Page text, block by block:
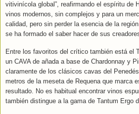
vitivinícola global”, reafirmando el espíritu de
vinos modernos, sin complejos y para un
calidad, pero sin perder la esencia de la
se ha formado el saber hacer de sus
Entre los favoritos del crítico también está el
un CAVA de añada a base de Chardonnay y
claramente de los clásicos cavas del
metros de la meseta de Requena que marca
resultado. No es habitual encontrar vinos
también distingue a la gama de Tantum Ergo